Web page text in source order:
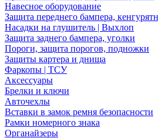
Навесное оборудование
Защита переднего бампера,
Насадки на глушитель | Выхлоп
Защита заднего бампера, уголки
Пороги, защита порогов, подножки
Защиты картера и днища
Фаркопы | ТСУ
Аксессуары
Брелки и ключи
Авточехлы
Вставки в замок ремня безопасности
Рамки номерного знака
Органайзеры